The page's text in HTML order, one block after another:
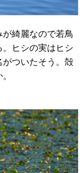
綺麗なので若鳥
ヒシの実はヒシ
ついたそう。殻